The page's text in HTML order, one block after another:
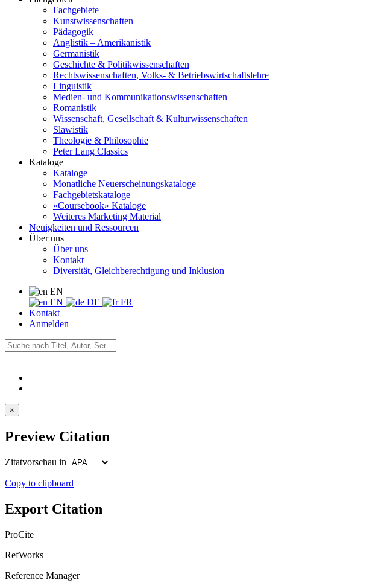
Fachgebiete
Kunstwissenschaften
Pädagogik
Anglistik – Amerikanistik
Germanistik
Geschichte & Politikwissenschaften
Rechtswissenschaften, Volks- & Betriebswirtschaftslehre
Linguistik
Medien- und Kommunikationswissenschaften
Romanistik
Wissenschaft, Gesellschaft & Kulturwissenschaften
Slawistik
Theologie & Philosophie
Peter Lang Classics
Kataloge
Kataloge
Monatliche Neuerscheinungskataloge
Fachgebietskataloge
«Coursebook» Kataloge
Weiteres Marketing Material
Neuigkeiten und Ressourcen
Über uns
Über uns
Kontakt
Diversität, Gleichberechtigung und Inklusion
EN
EN
DE
FR
Kontakt
Anmelden
×
Preview Citation
Zitatvorschau in
Copy to clipboard
Export Citation
ProCite
RefWorks
Reference Manager